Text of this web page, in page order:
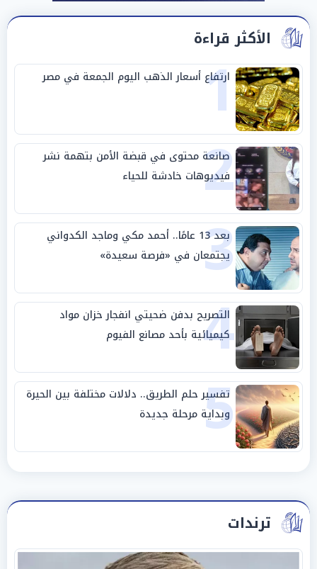
الأكثر قراءة
1
ارتفاع أسعار الذهب اليوم الجمعة في مصر
2
صانعة محتوى في قبضة الأمن بتهمة نشر
فيديوهات خادشة للحياء
3 بعد 13 عامًا.. أحمد مكي وماجد الكدواني
يجتمعان في «فرصة سعيدة»
4
التصريح بدفن ضحيتي انفجار خزان مواد
كيميائية بأحد مصانع الفيوم
5
تفسير حلم الطريق.. دلالات مختلفة بين الحيرة
وبداية مرحلة جديدة
ترندات